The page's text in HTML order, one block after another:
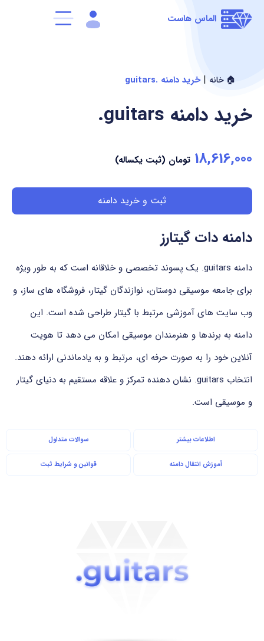
الماس هاست
🏠 خانه |خرید دامنه .guitars
.guitars خرید دامنه
18,616,000 تومان (ثبت یکساله)
ثبت و خرید دامنه
دامنه دات گیتارز
دامنه ‎.guitars‎ یک پسوند تخصصی و خلاقانه است که به طور ویژه
برای جامعه موسیقی دوستان، نوازندگان گیتار، فروشگاه های ساز، و
وب سایت های آموزشی مرتبط با گیتار طراحی شده است. این
دامنه به برندها و هنرمندان موسیقی امکان می دهد تا هویت
آنلاین خود را به صورت حرفه ای، مرتبط و به یادماندنی ارائه دهند.
انتخاب ‎.guitars‎ نشان دهنده تمرکز و علاقه مستقیم به دنیای گیتار
و موسیقی است.
اطلاعات بیشتر سوالات متداول
آموزش انتقال دامنه قوانین و شرایط ثبت